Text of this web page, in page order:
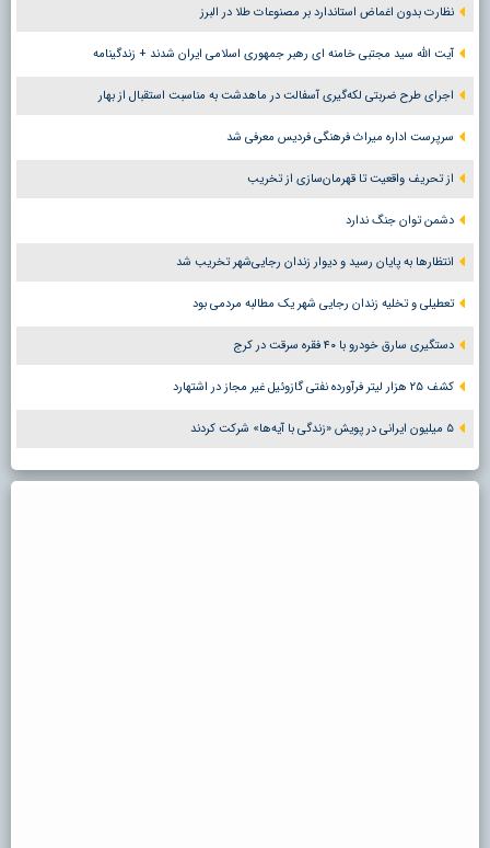
نظارت بدون اغماض استاندارد بر مصنوعات طلا در البرز
آیت الله سید مجتبی خامنه ای رهبر جمهوری اسلامی ایران شدند + زندگینامه
اجرای طرح ضربتی لکه‌گیری آسفالت در ماهدشت به مناسبت استقبال از بهار
سرپرست اداره میراث فرهنگی فردیس معرفی شد
از تحریف واقعیت تا قهرمان‌سازی از تخریب
دشمن توان جنگ ندارد
انتظارها به پایان رسید و دیوار زندان رجایی‌شهر تخریب شد
تعطیلی و تخلیه زندان رجایی شهر یک مطالبه مردمی بود
دستگیری سارق خودرو با ۴۰ فقره سرقت در کرج
کشف ۲۵ هزار لیتر فرآورده نفتی گازوئیل غیر مجاز در اشتهارد
۵ میلیون ایرانی در پویش «زندگی با آیه‌ها» شرکت کردند